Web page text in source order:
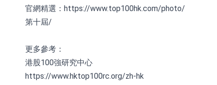
官網精選：https://www.top100hk.com/photo/
第十屆/
更多參考：
港股100強研究中心
https://www.hktop100rc.org/zh-hk